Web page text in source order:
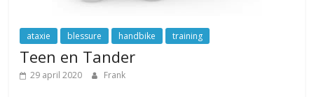
ataxie blessure handbike training
Teen en Tander
29 april 2020 Frank